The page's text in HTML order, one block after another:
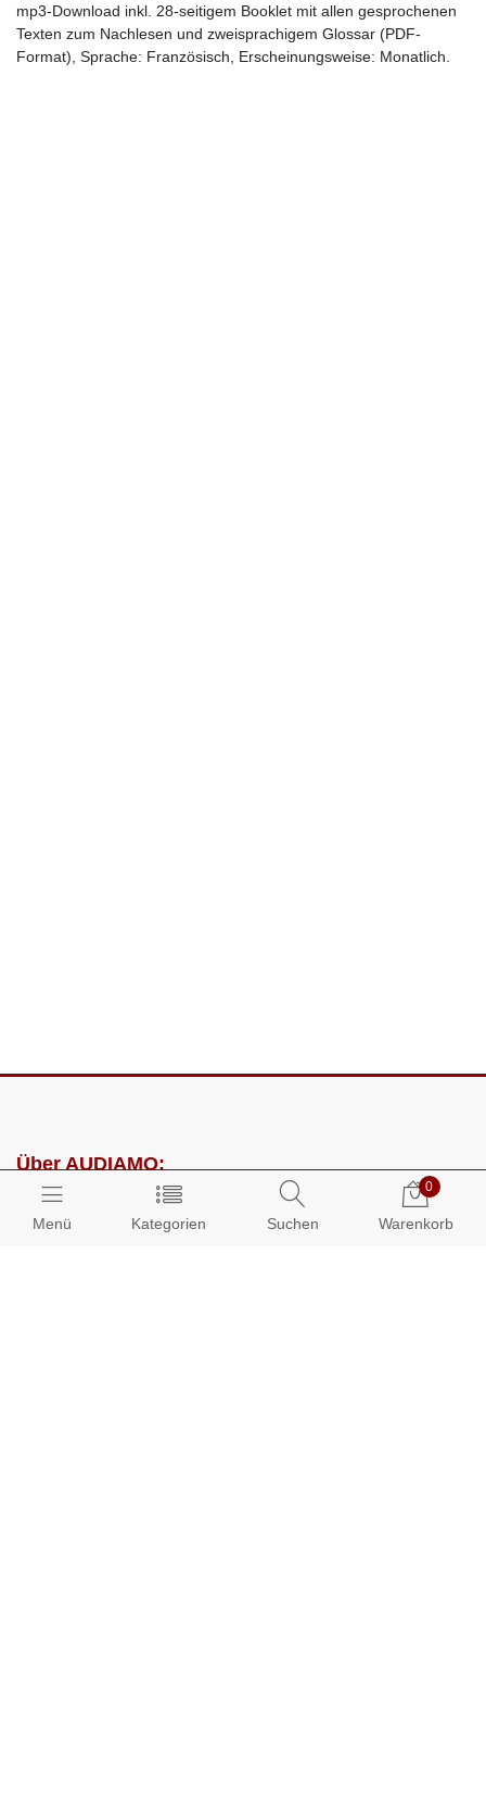
Menü Kategorien Suchen
0
Warenkorb
mp3-Download inkl. 28-seitigem Booklet mit allen gesprochenen
Texten zum Nachlesen und zweisprachigem Glossar (PDF-
Format), Sprache: Französisch, Erscheinungsweise: Monatlich.
Über AUDIAMO:
Impressum